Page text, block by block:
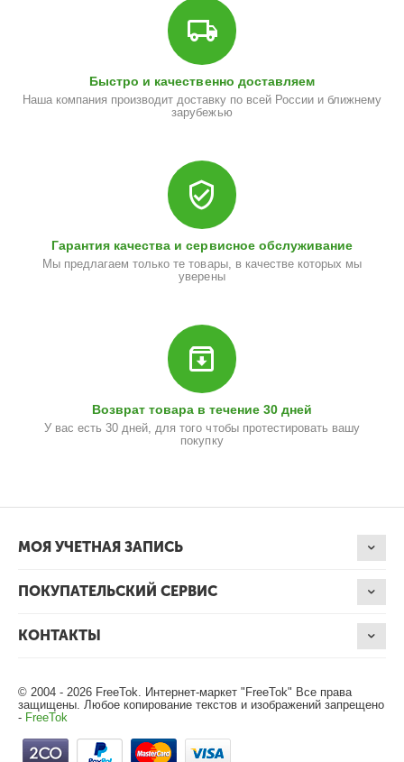
Быстро и качественно доставляем
Наша компания производит доставку по всей России и ближнему
зарубежью
Гарантия качества и сервисное обслуживание
Мы предлагаем только те товары, в качестве которых мы
уверены
Возврат товара в течение 30 дней
У вас есть 30 дней, для того чтобы протестировать вашу
покупку
МОЯ УЧЕТНАЯ ЗАПИСЬ
ПОКУПАТЕЛЬСКИЙ СЕРВИС
КОНТАКТЫ
© 2004 - 2026 FreeTok. Интернет-маркет "FreeTok" Все права
защищены. Любое копирование текстов и изображений запрещено
- FreeTok